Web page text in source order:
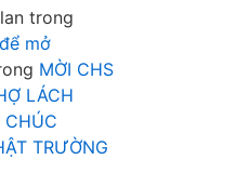
trong
mở
MỜI CHS
LÁCH
CHÚC
TRƯỜNG